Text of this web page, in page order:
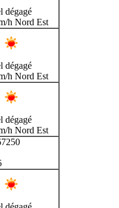
dégagé
h Nord Est
dégagé
h Nord Est
dégagé
h Nord Est